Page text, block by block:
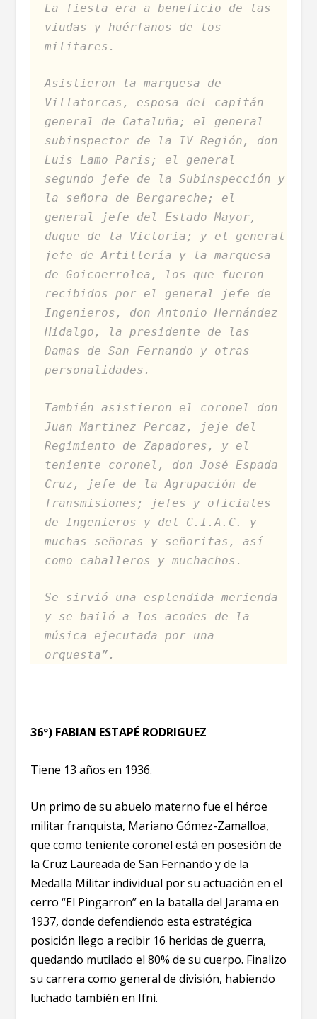
La fiesta era a beneficio de las
viudas y huérfanos de los
militares.
Asistieron la marquesa de
Villatorcas, esposa del capitán
general de Cataluña; el general
subinspector de la IV Región, don
Luis Lamo Paris; el general
segundo jefe de la Subinspección y
la señora de Bergareche; el
general jefe del Estado Mayor,
duque de la Victoria; y el general
jefe de Artillería y la marquesa
de Goicoerrolea, los que fueron
recibidos por el general jefe de
Ingenieros, don Antonio Hernández
Hidalgo, la presidente de las
Damas de San Fernando y otras
personalidades.
También asistieron el coronel don
Juan Martinez Percaz, jeje del
Regimiento de Zapadores, y el
teniente coronel, don José Espada
Cruz, jefe de la Agrupación de
Transmisiones; jefes y oficiales
de Ingenieros y del C.I.A.C. y
muchas señoras y señoritas, así
como caballeros y muchachos.
Se sirvió una esplendida merienda
y se bailó a los acodes de la
música ejecutada por una
orquesta”.
36º) FABIAN ESTAPÉ RODRIGUEZ
Tiene 13 años en 1936.
Un primo de su abuelo materno fue el héroe
militar franquista, Mariano Gómez-Zamalloa,
que como teniente coronel está en posesión de
la Cruz Laureada de San Fernando y de la
Medalla Militar individual por su actuación en el
cerro “El Pingarron” en la batalla del Jarama en
1937, donde defendiendo esta estratégica
posición llego a recibir 16 heridas de guerra,
quedando mutilado el 80% de su cuerpo. Finalizo
su carrera como general de división, habiendo
luchado también en Ifni.